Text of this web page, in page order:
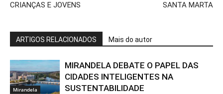
CRIANÇAS E JOVENS
SANTA MARTA
ARTIGOS RELACIONADOS Mais do autor
Mirandela
MIRANDELA DEBATE O PAPEL DAS
CIDADES INTELIGENTES NA
SUSTENTABILIDADE